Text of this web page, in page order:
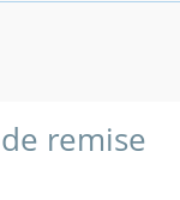
remise